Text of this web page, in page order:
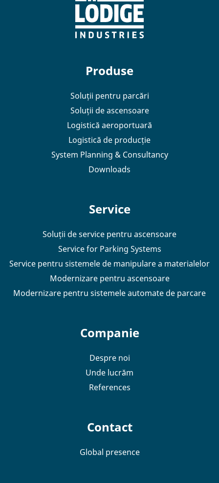
Produse
Soluții pentru parcări
Soluții de ascensoare
Logistică aeroportuară
Logistică de producție
System Planning & Consultancy
Downloads
Service
Soluții de service pentru ascensoare
Service for Parking Systems
Service pentru sistemele de manipulare a materialelor
Modernizare pentru ascensoare
Modernizare pentru sistemele automate de parcare
Companie
Despre noi
Unde lucrăm
References
Contact
Global presence